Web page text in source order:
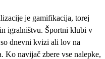
je gamifikacija, torej
igralništvu. Športni klubi v
dnevni kvizi ali lov na
Ko navijač zbere vse nalepke,